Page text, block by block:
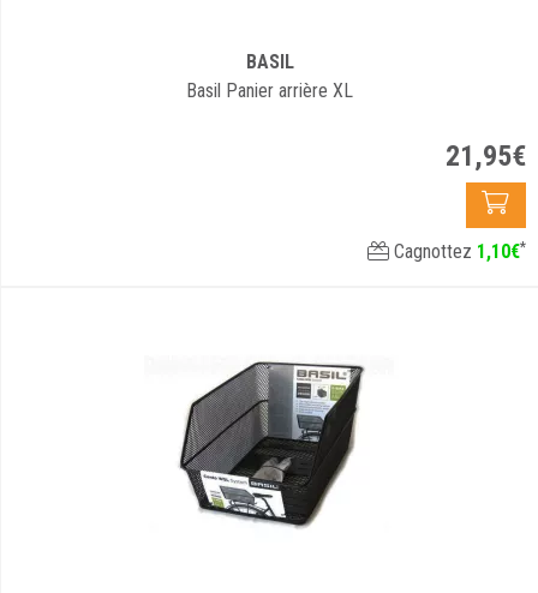
BASIL
Basil Panier arrière XL
21,95€
Cagnottez 1,10€*